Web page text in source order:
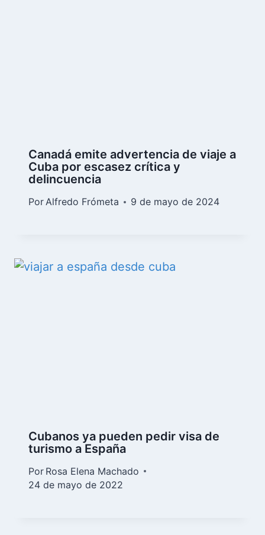
Canadá emite advertencia de viaje a
Cuba por escasez crítica y
delincuencia
PorAlfredo Frómeta 9 de mayo de 2024
Cubanos ya pueden pedir visa de
turismo a España
Por Rosa Elena Machado
24 de mayo de 2022